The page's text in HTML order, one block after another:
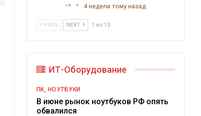
--> 4 недели тому назад
PREV NEXT 1 из 13
ИТ-Оборудование
ПК, НОУТБУКИ
В июне рынок ноутбуков РФ опять
обвалился